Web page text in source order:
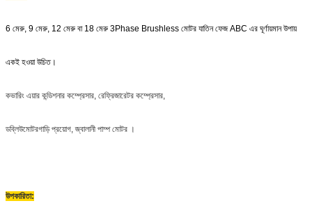
6 মেরু, 9 মেরু, 12 মেরু বা 18 মেরু 3Phase Brushless মোটর যাতিন ফেজ ABC এর ঘূর্ণায়মান উপায়
একই হওয়া উচিত।
কভারিং এয়ার কন্ডিশনার কম্প্রেসার, রেফ্রিজারেটর কম্প্রেসার,
ডব্লিউমোটরগাড়ি প্রয়োগ, জ্বালানী পাম্প মোটর ।
উপকারিতা: